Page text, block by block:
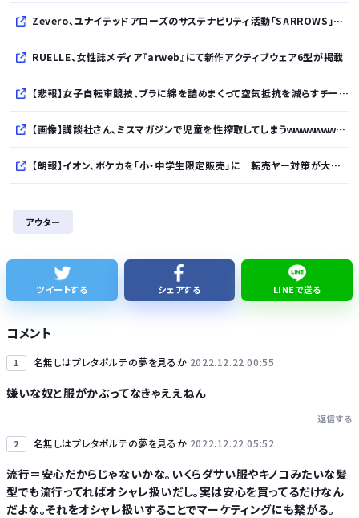
Zevero、ユナイテッドアローズのサステナビリティ活動「SARROWS」を支援。Scope 3排出量算定の効率化・精緻化を開始
RUELLE、女性誌メディア『arweb』にて新作アクティブウェア6型が掲載
【悲報】女子自転車競技、ブラに綿を詰めまくって空気抵抗を減らすチート技が発覚ｗｗｗ
【画像】講談社さん、ミスマガジンで児童を性搾取してしまうｗｗｗｗｗｗｗｗｗ
【朗報】イオン、ポケカを「小・中学生限定販売」に 転売ヤー対策が大絶賛ｗｗｗ
【悲報】Googleのエンジニア「AIで仕事がつまらなくなった」
アウター
ツイートする シェアする LINEで送る
コメント
1 名無しはプレタポルテの夢を見るか 2022.12.22 00:55
嫌いな奴と服がかぶってなきゃええねん
返信する
2 名無しはプレタポルテの夢を見るか 2022.12.22 05:52
流行＝安心だからじゃないかな。いくらダサい服やキノコみたいな髪
型でも流行ってればオシャレ扱いだし。実は安心を買ってるだけなん
だよな。それをオシャレ扱いすることでマーケティングにも繋がる。